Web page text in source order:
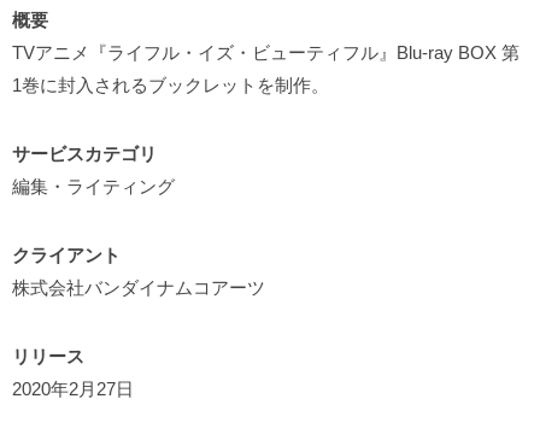
概要
TVアニメ『ライフル・イズ・ビューティフル』Blu-ray BOX 第
1巻に封入されるブックレットを制作。
サービスカテゴリ
編集・ライティング
クライアント
株式会社バンダイナムコアーツ
リリース
2020年2月27日